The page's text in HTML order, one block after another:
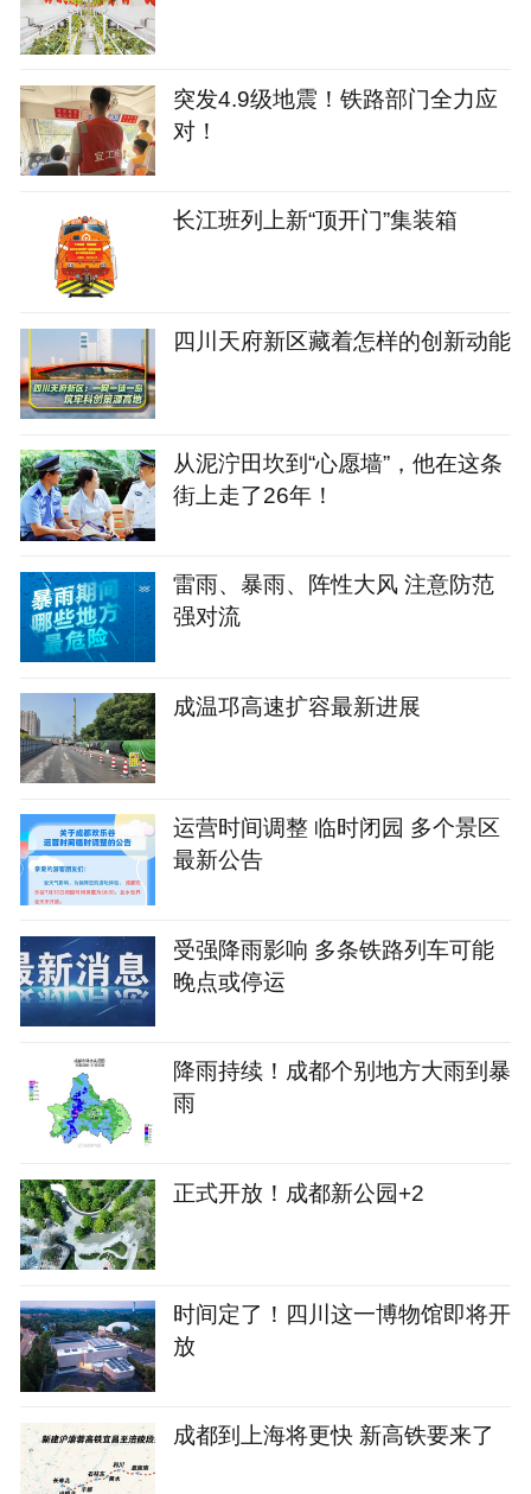
突发4.9级地震！铁路部门全力应
对！
长江班列上新“顶开门”集装箱
四川天府新区藏着怎样的创新动能
从泥泞田坎到“心愿墙”，他在这条
街上走了26年！
雷雨、暴雨、阵性大风 注意防范
强对流
成温邛高速扩容最新进展
运营时间调整 临时闭园 多个景区
最新公告
受强降雨影响 多条铁路列车可能
晚点或停运
降雨持续！成都个别地方大雨到暴
雨
正式开放！成都新公园+2
时间定了！四川这一博物馆即将开
放
成都到上海将更快 新高铁要来了